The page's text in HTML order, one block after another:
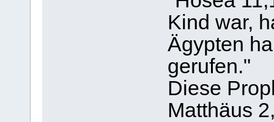
Kind war,
Ägypten
gerufen."
Diese
Matthäus